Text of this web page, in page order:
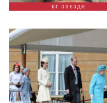
БГ ЗВЕЗДИ